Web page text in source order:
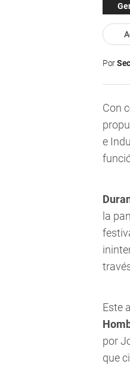
Por
Con
e
la
Este
por
que